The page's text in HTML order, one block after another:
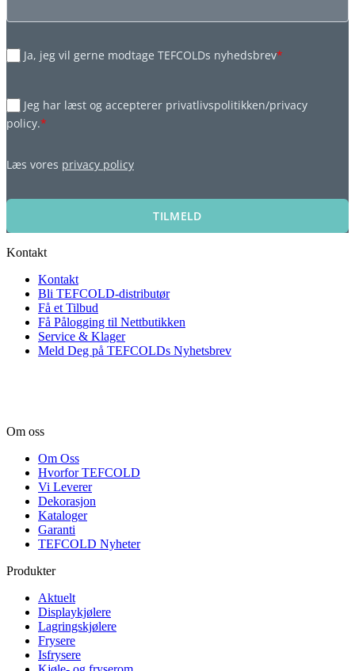
Ja, jeg vil gerne modtage TEFCOLDs nyhedsbrev*
Jeg har læst og accepterer privatlivspolitikken/privacy
policy.*
Læs vores privacy policy
TILMELD
Kontakt
Kontakt
Bli TEFCOLD-distributør
Få et Tilbud
Få Pålogging til Nettbutikken
Service & Klager
Meld Deg på TEFCOLDs Nyhetsbrev
Om oss
Om Oss
Hvorfor TEFCOLD
Vi Leverer
Dekorasjon
Kataloger
Garanti
TEFCOLD Nyheter
Produkter
Aktuelt
Displaykjølere
Lagringskjølere
Frysere
Isfrysere